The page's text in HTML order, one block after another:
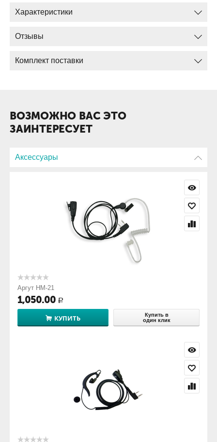
Комплектация
Радиостанция
Антенна
Характеристики
Отзывы
Комплект поставки
ВОЗМОЖНО ВАС ЭТО
ЗАИНТЕРЕСУЕТ
Аксессуары
Аргут HM-21
1,050.00 Р
КУПИТЬ
Купить в
один клик